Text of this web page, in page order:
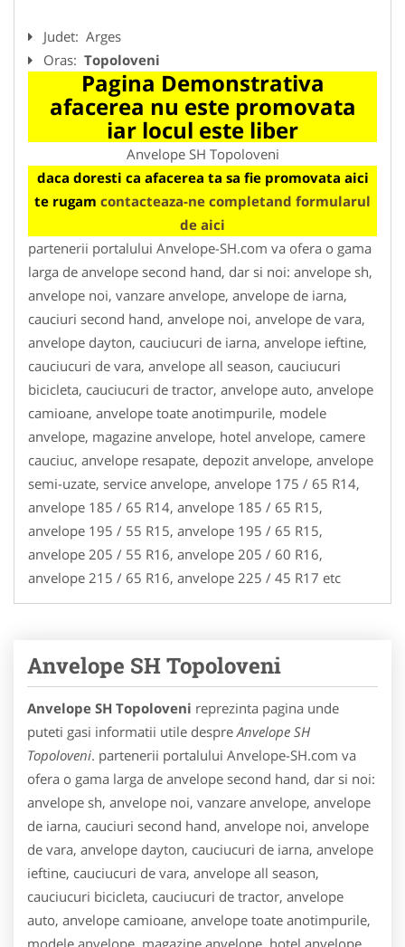
Judet: Arges
Oras: Topoloveni
Pagina Demonstrativa
afacerea nu este promovata
iar locul este liber
Anvelope SH Topoloveni
daca doresti ca afacerea ta sa fie promovata aici
te rugam contacteaza-ne completand formularul
de aici
partenerii portalului Anvelope-SH.com va ofera o gama
larga de anvelope second hand, dar si noi: anvelope sh,
anvelope noi, vanzare anvelope, anvelope de iarna,
cauciuri second hand, anvelope noi, anvelope de vara,
anvelope dayton, cauciucuri de iarna, anvelope ieftine,
cauciucuri de vara, anvelope all season, cauciucuri
bicicleta, cauciucuri de tractor, anvelope auto, anvelope
camioane, anvelope toate anotimpurile, modele
anvelope, magazine anvelope, hotel anvelope, camere
cauciuc, anvelope resapate, depozit anvelope, anvelope
semi-uzate, service anvelope, anvelope 175 / 65 R14,
anvelope 185 / 65 R14, anvelope 185 / 65 R15,
anvelope 195 / 55 R15, anvelope 195 / 65 R15,
anvelope 205 / 55 R16, anvelope 205 / 60 R16,
anvelope 215 / 65 R16, anvelope 225 / 45 R17 etc
Anvelope SH Topoloveni
Anvelope SH Topoloveni reprezinta pagina unde
puteti gasi informatii utile despre Anvelope SH
Topoloveni. partenerii portalului Anvelope-SH.com va
ofera o gama larga de anvelope second hand, dar si noi:
anvelope sh, anvelope noi, vanzare anvelope, anvelope
de iarna, cauciuri second hand, anvelope noi, anvelope
de vara, anvelope dayton, cauciucuri de iarna, anvelope
ieftine, cauciucuri de vara, anvelope all season,
cauciucuri bicicleta, cauciucuri de tractor, anvelope
auto, anvelope camioane, anvelope toate anotimpurile,
modele anvelope, magazine anvelope, hotel anvelope,